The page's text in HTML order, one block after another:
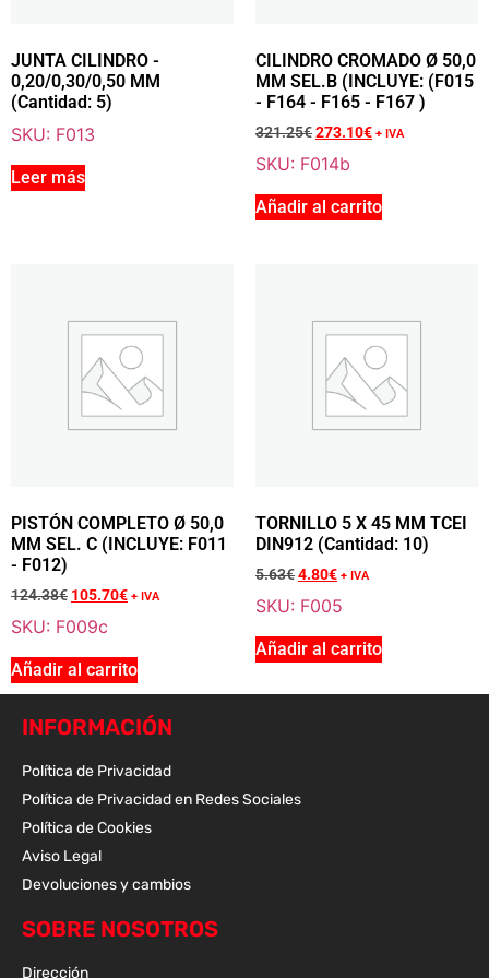
F007
21.25€ + IVA
F008
€+ IVA
15.90€+ IVA
PISTÓN COMPLETO Ø 50,0 MM SEL. A (INCLUYE:
F011 - F012)
F009a
124.38€+ IVA
105.70€+ IVA
Añadir a la cesta
Sale 15% Off
PISTÓN COMPLETO Ø 50,0 MM SEL. B (INCLUYE:
F009b
JUNTA CILINDRO -
0,20/0,30/0,50 MM
(Cantidad: 5)
SKU: F013
Leer más
CILINDRO CROMADO Ø 50,0
MM SEL.B (INCLUYE: (F015
- F164 - F165 - F167 )
321.25€273.10€ + IVA
SKU: F014b
Añadir al carrito
PISTÓN COMPLETO Ø 50,0
MM SEL. C (INCLUYE: F011
- F012)
124.38€ 105.70€ + IVA
SKU: F009c
Añadir al carrito
TORNILLO 5 X 45 MM TCEI
DIN912 (Cantidad: 10)
5.63€4.80€ + IVA
SKU: F005
Añadir al carrito
INFORMACIÓN
Política de Privacidad
Política de Privacidad en Redes Sociales
Política de Cookies
Aviso Legal
Devoluciones y cambios
SOBRE NOSOTROS
Dirección